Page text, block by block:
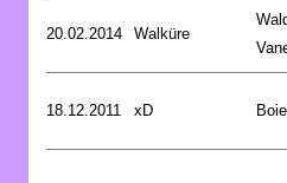
20.02.2014 Walküre
18.12.2011 xD